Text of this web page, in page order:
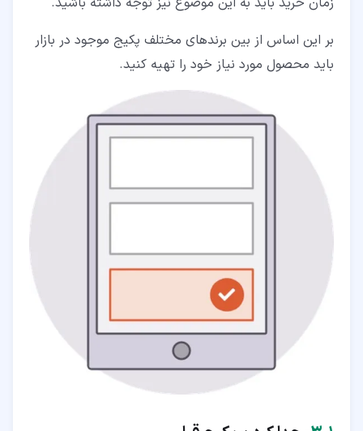
بر این اساس از بین برندهای مختلف پکیج موجود در بازار
باید محصول مورد نیاز خود را تهیه کنید.